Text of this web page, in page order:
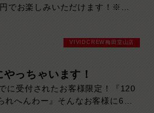
でお楽しみいただけます！※ダ
で時間内ドリンク飲み放題が無料
安心・安全に遊びたいなら
梅田堂山店へお越しくださ
VIVIDCREW梅田堂山店
やっちゃいます！
に受付されたお客様限定！『120
れへんわー』そんなお客様に60